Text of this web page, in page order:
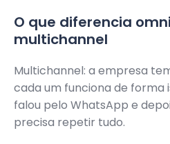
O que diferencia
multichannel
Multichannel: a empresa
cada um funciona de forma
falou pelo WhatsApp e
precisa repetir tudo.